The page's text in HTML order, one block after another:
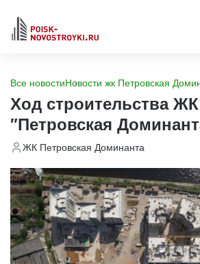
Все новостиНовости жк Петровская
Ход строительства ЖК
"Петровская
ЖК Петровская Доминанта